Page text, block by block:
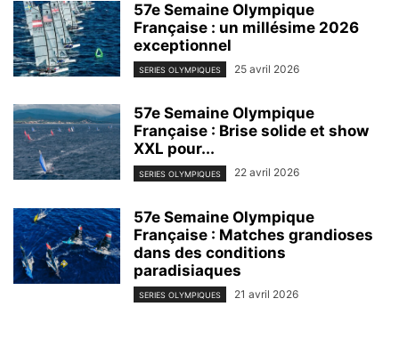
57e Semaine Olympique
Française : un millésime 2026
exceptionnel
SERIES OLYMPIQUES 25 avril 2026
57e Semaine Olympique
Française : Brise solide et show
XXL pour...
SERIES OLYMPIQUES 22 avril 2026
57e Semaine Olympique
Française : Matches grandioses
dans des conditions
paradisiaques
SERIES OLYMPIQUES 21 avril 2026